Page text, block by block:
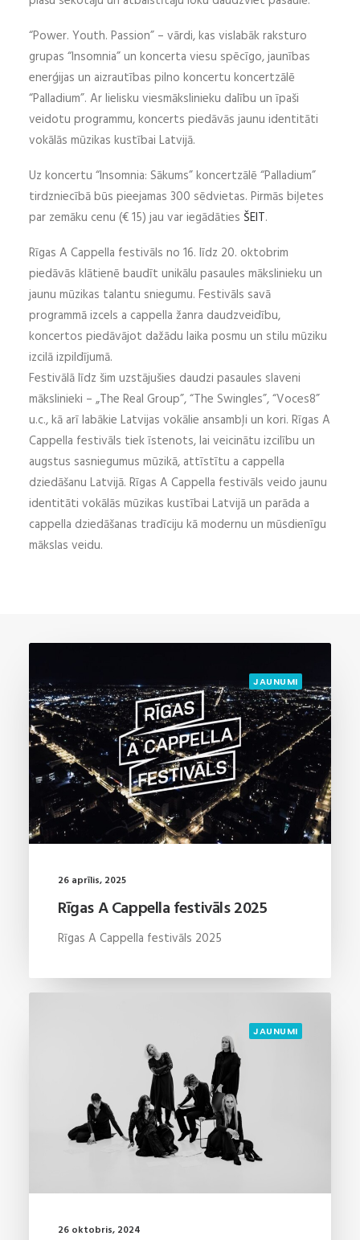
“Power. Youth. Passion” – vārdi, kas vislabāk raksturo
grupas “Insomnia” un koncerta viesu spēcīgo, jaunības
enerģijas un aizrautības pilno koncertu koncertzālē
“Palladium”. Ar lielisku viesmākslinieku dalību un īpaši
veidotu programmu, koncerts piedāvās jaunu identitāti
vokālās mūzikas kustībai Latvijā.
Uz koncertu “Insomnia: Sākums” koncertzālē “Palladium”
tirdzniecībā būs pieejamas 300 sēdvietas. Pirmās biļetes
par zemāku cenu (€ 15) jau var iegādāties ŠEIT.
Rīgas A Cappella festivāls no 16. līdz 20. oktobrim
piedāvās klātienē baudīt unikālu pasaules mākslinieku un
jaunu mūzikas talantu sniegumu. Festivāls savā
programmā izcels a cappella žanra daudzveidību,
koncertos piedāvājot dažādu laika posmu un stilu mūziku
izcilā izpildījumā.
Festivālā līdz šim uzstājušies daudzi pasaules slaveni
mākslinieki – „The Real Group”, “The Swingles”, “Voces8”
u.c., kā arī labākie Latvijas vokālie ansambļi un kori. Rīgas A
Cappella festivāls tiek īstenots, lai veicinātu izcilību un
augstus sasniegumus mūzikā, attīstītu a cappella
dziedāšanu Latvijā. Rīgas A Cappella festivāls veido jaunu
identitāti vokālās mūzikas kustībai Latvijā un parāda a
cappella dziedāšanas tradīciju kā modernu un mūsdienīgu
mākslas veidu.
JAUNUMI
26 aprīlis, 2025
Rīgas A Cappella festivāls 2025
Rīgas A Cappella festivāls 2025
JAUNUMI
26 oktobris, 2024